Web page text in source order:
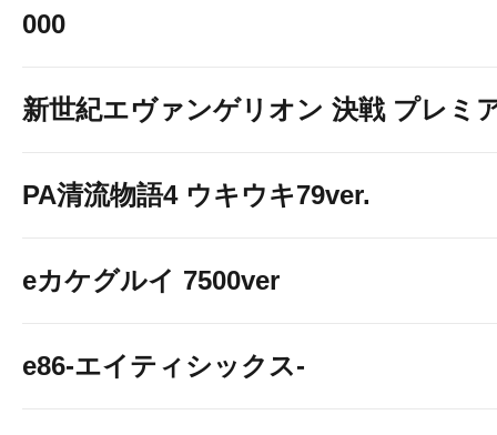
000
新世紀エヴァンゲリオン 決戦 プレミ
PA清流物語4 ウキウキ79ver.
eカケグルイ 7500ver
e86-エイティシックス-